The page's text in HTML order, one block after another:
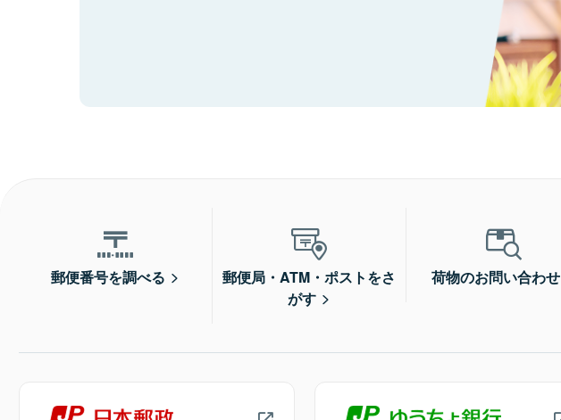
郵便番号を調べる
郵便局・ATM・ポストをさ
がす
荷物のお問い合わせ